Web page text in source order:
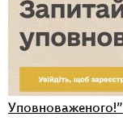
Уповноваженого!”